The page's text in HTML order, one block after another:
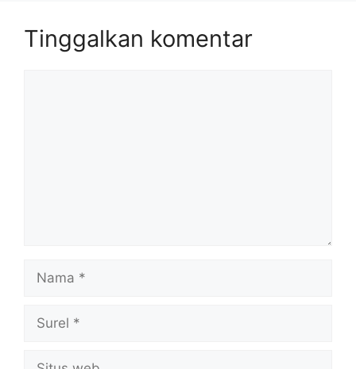
Tinggalkan komentar